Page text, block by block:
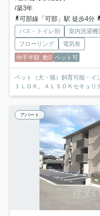
/築3年
可部線「可部」駅 徒歩4分
バス・トイレ別 室内洗濯機
フローリング
電気有
仲手半額 敷0 ペット可
ペット（犬・猫）飼育可能・イ
１ＬＤＫ。ＡＬＳＯＫセキュリ
アパート